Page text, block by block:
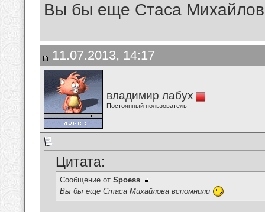
Вы бы еще Стаса
11.07.2013, 14:17
владимир лабух
Постоянный пользователь
Цитата:
Сообщение от Spoess
Вы бы еще Стаса Михайлова вспомнили